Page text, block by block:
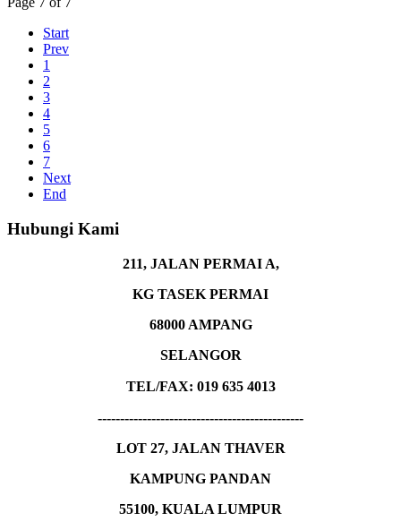
Start
Prev
1
2
3
4
5
6
7
Next
End
Hubungi Kami
211, JALAN PERMAI A,
KG TASEK PERMAI
68000 AMPANG
SELANGOR
TEL/FAX: 019 635 4013
----------------------------------------------
LOT 27, JALAN THAVER
KAMPUNG PANDAN
55100, KUALA LUMPUR